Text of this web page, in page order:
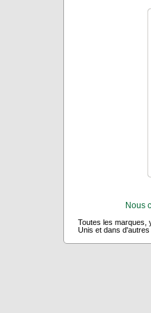
Nous
Toutes les marques,
Unis et dans